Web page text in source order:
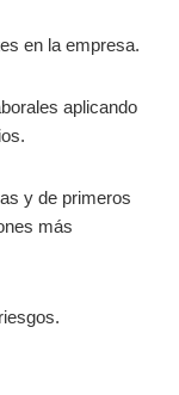
en la empresa.
aplicando
y de primeros
más